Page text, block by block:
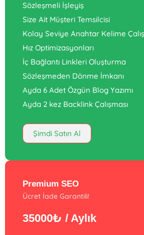
Sözleşmeli İşleyiş
Size Ait Müşteri Temsilcisi
Kolay Seviye Anahtar Kelime
Hız Optimizasyonları
İç Bağlantı Linkleri Oluşturma
Sözleşmeden Dönme İmkanı
Ayda 6 Adet Özgün Blog Yazımı
Ayda 2 kez Backlink Çalışması
Şimdi Satın Al
Premium SEO
Ücret İade Garantili!
35000₺ / Aylık